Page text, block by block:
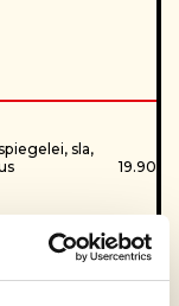
sla,
19.90
augurk,
18.90